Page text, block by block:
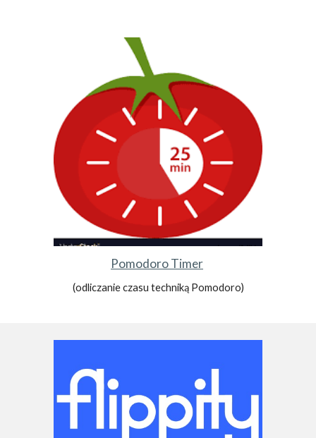
Pomodoro Timer
(odliczanie czasu techniką Pomodoro)